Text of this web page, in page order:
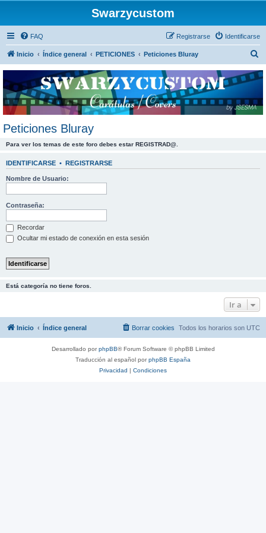
Swarzycustom
FAQ Identificarse
Registrarse
Inicio Índice general PETICIONES Peticiones Bluray
c
Peticiones Bluray
Para ver los temas de este foro debes estar REGISTRAD@.
IDENTIFICARSE • REGISTRARSE
Nombre de Usuario:
Contraseña:
Recordar
Ocultar mi estado de conexión en esta sesión
Está categoría no tiene foros.
Ir a
Inicio Índice general Todos los horarios son UTC
Borrar cookies
Desarrollado porphpBB® Forum Software © phpBB Limited
Traducción al español porphpBB España
Privacidad | Condiciones